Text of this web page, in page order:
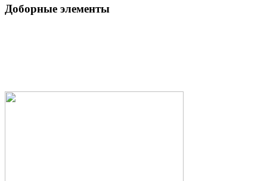
Доборные элементы